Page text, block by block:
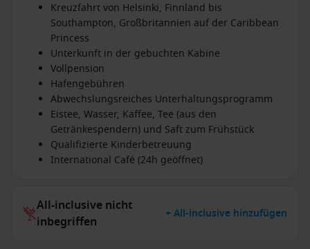
Kreuzfahrt von Helsinki, Finnland bis
Southampton, Großbritannien auf der Caribbean
Princess
Unterkunft in der gebuchten Kabine
Vollpension
Hafengebühren
Abwechslungsreiches Unterhaltungsprogramm
Eistee, Wasser, Kaffee, Tee (aus den
Getränkespendern) und Saft zum Frühstück
Qualifizierte Kinderbetreuung
International Café (24h geöffnet)
All-inclusive nicht
inbegriffen
+ All-inclusive hinzufügen